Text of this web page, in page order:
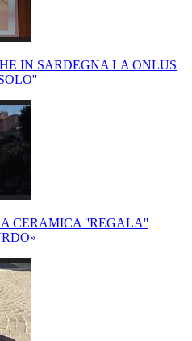
IN SARDEGNA LA ONLUS
CERAMICA ''REGALA''